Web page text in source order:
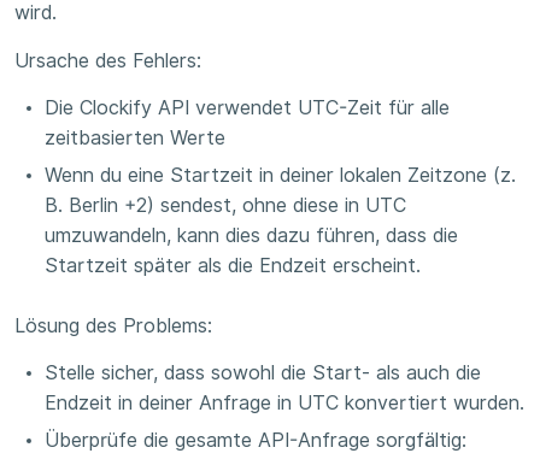
wird.
Ursache des Fehlers:
Die Clockify API verwendet UTC-Zeit für alle
zeitbasierten Werte
Wenn du eine Startzeit in deiner lokalen Zeitzone (z.
B. Berlin +2) sendest, ohne diese in UTC
umzuwandeln, kann dies dazu führen, dass die
Startzeit später als die Endzeit erscheint.
Lösung des Problems:
Stelle sicher, dass sowohl die Start- als auch die
Endzeit in deiner Anfrage in UTC konvertiert wurden.
Überprüfe die gesamte API-Anfrage sorgfältig: